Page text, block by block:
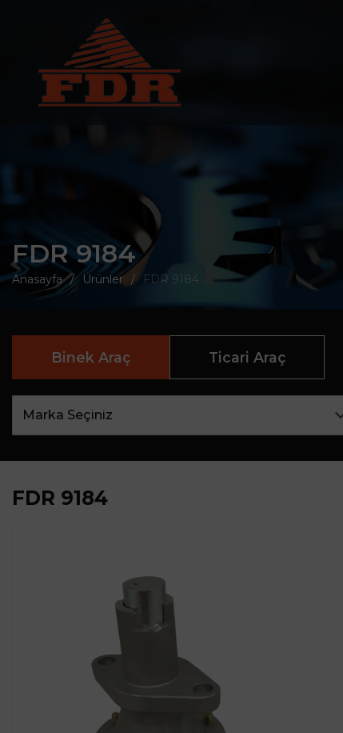
FDR 9184
Anasayfa Ürünler FDR 9184
Binek Araç Ticari Araç
FDR 9184